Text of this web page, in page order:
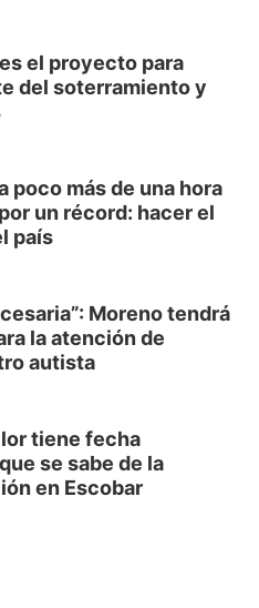
el proyecto para
del soterramiento y
poco más de una hora
un récord: hacer el
país
Moreno tendrá
la atención de
autista
tiene fecha
se sabe de la
en Escobar